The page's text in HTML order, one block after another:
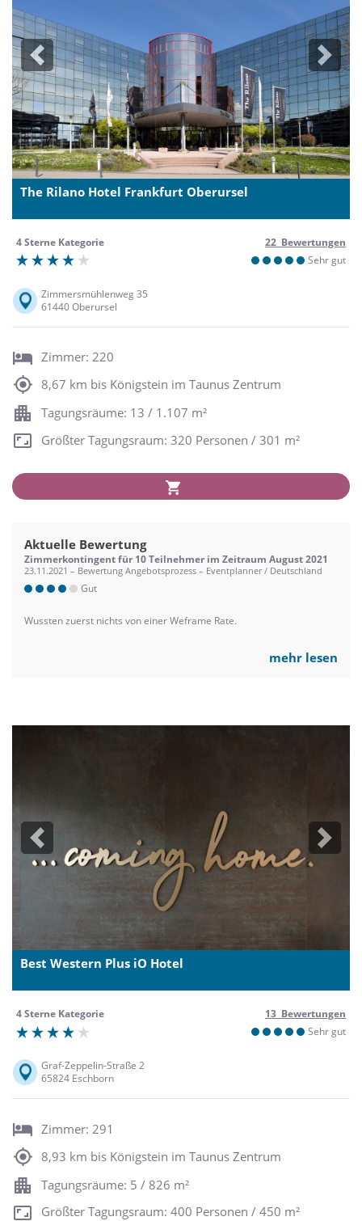
Previous Next
The Rilano Hotel Frankfurt Oberursel
4 Sterne Kategorie
22 Bewertungen
Sehr gut
Zimmersmühlenweg 35
61440 Oberursel
Zimmer: 220
8,67 km bis Königstein im Taunus Zentrum
Tagungsräume: 13 / 1.107 m²
Größter Tagungsraum: 320 Personen / 301 m²
Aktuelle Bewertung
Zimmerkontingent für 10 Teilnehmer im Zeitraum August 2021
23.11.2021 – Bewertung Angebotsprozess – Eventplanner / Deutschland
Gut
Wussten zuerst nichts von einer Weframe Rate.
mehr lesen
Previous Next
Best Western Plus iO Hotel
4 Sterne Kategorie
13 Bewertungen
Sehr gut
Graf-Zeppelin-Straße 2
65824 Eschborn
Zimmer: 291
8,93 km bis Königstein im Taunus Zentrum
Tagungsräume: 5 / 826 m²
Größter Tagungsraum: 400 Personen / 450 m²